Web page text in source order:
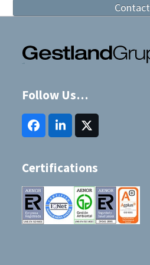
Contact
Follow Us…
FacebookLinkedInTwitter
(deprecated)
Certifications